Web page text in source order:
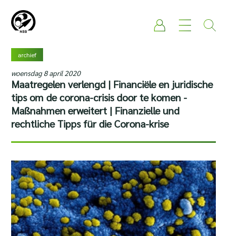
archief
woensdag 8 april 2020
Maatregelen verlengd | Financiële en juridische
tips om de corona-crisis door te komen -
Maßnahmen erweitert | Finanzielle und
rechtliche Tipps für die Corona-krise